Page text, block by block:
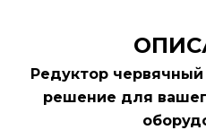
Редуктор
решение для